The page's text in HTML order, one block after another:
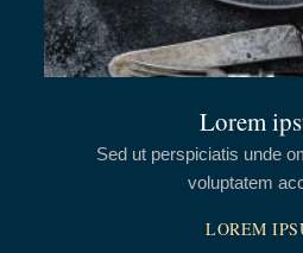
Lorem
Sed ut perspiciatis unde
voluptatem
LOREM